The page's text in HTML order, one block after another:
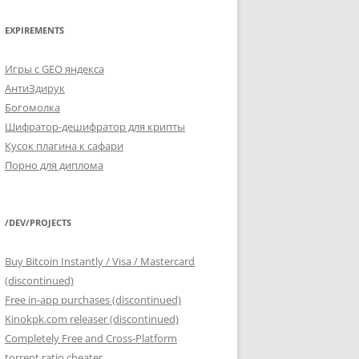
EXPIREMENTS
Игры с GEO яндекса
АнтиЗдирук
Богомолка
Шифратор-дешифратор для крипты
Кусок плагина к сафари
Порно для диплома
/DEV/PROJECTS
Buy Bitcoin Instantly / Visa / Mastercard
(discontinued)
Free in-app purchases (discontinued)
Kinokpk.com releaser (discontinued)
Completely Free and Cross-Platform